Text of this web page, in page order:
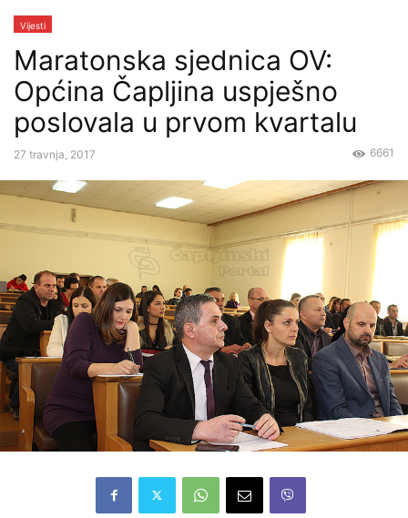
Vijesti
Maratonska sjednica OV:
Općina Čapljina uspješno
poslovala u prvom kvartalu
27 travnja, 2017 6661